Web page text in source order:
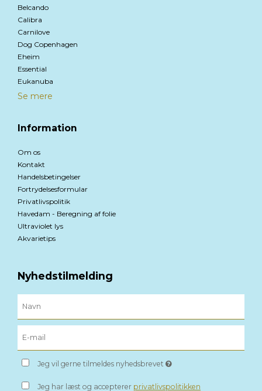
Belcando
Calibra
Carnilove
Dog Copenhagen
Eheim
Essential
Eukanuba
Se mere
Information
Om os
Kontakt
Handelsbetingelser
Fortrydelsesformular
Privatlivspolitik
Havedam - Beregning af folie
Ultraviolet lys
Akvarietips
Nyhedstilmelding
Jeg vil gerne tilmeldes nyhedsbrevet
Jeg har læst og accepterer privatlivspolitikken